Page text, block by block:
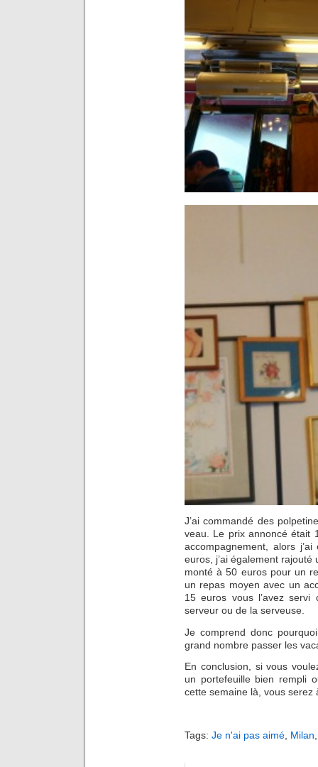
J’ai commandé des
veau. Le prix annoncé était
accompagnement, alors
euros, j’ai également rajouté
monté à 50 euros pour un
un repas moyen avec un
15 euros vous l’avez
serveur ou de la serveuse.
Je comprend donc
grand nombre passer les
En conclusion, si vous
un portefeuille bien rempli
cette semaine là, vous serez
Tags: Je n'ai pas aimé, Milan